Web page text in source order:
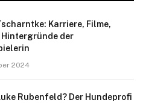
Karriere, Filme,
Hintergründe der
2024
Rubenfeld? Der Hundeprofi